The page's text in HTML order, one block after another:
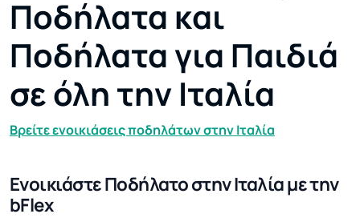
Ποδήλατα και
Ποδήλατα για Παιδιά
σε όλη την Ιταλία
Βρείτε ενοικιάσεις ποδηλάτων στην Ιταλία
Ενοικιάστε Ποδήλατο στην Ιταλία με την
bFlex